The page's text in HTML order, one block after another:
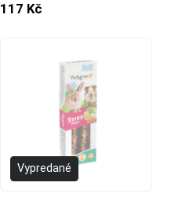
117 Kč
Vypredané